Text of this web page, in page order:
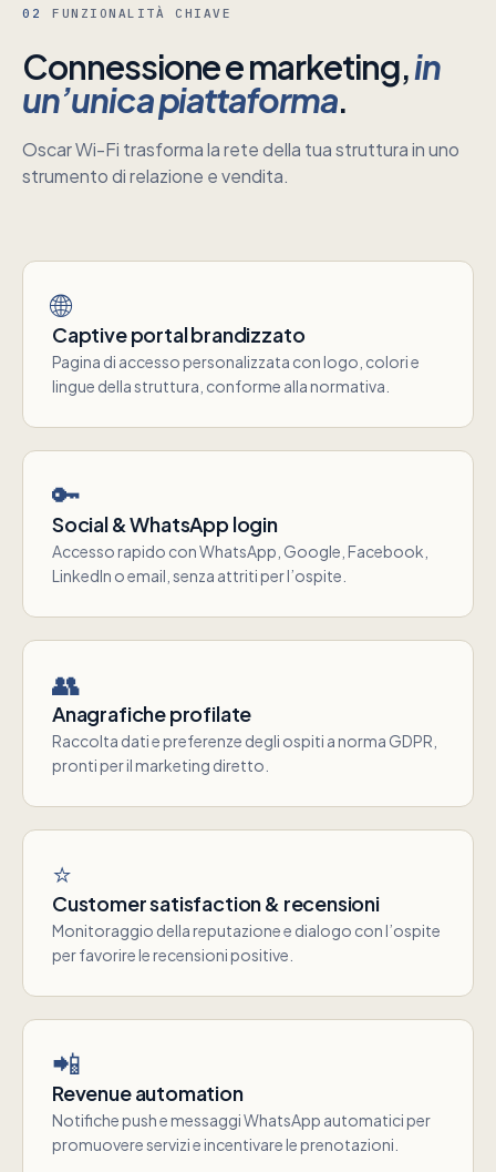
02 FUNZIONALITÀ CHIAVE
Connessione e marketing,in
un’unica piattaforma.
Oscar Wi-Fi trasforma la rete della tua struttura in uno
strumento di relazione e vendita.
🌐
Captive portal brandizzato
Pagina di accesso personalizzata con logo, colori e
lingue della struttura, conforme alla normativa.
🔑
Social & WhatsApp login
Accesso rapido con WhatsApp, Google, Facebook,
LinkedIn o email, senza attriti per l’ospite.
👥
Anagrafiche profilate
Raccolta dati e preferenze degli ospiti a norma GDPR,
pronti per il marketing diretto.
⭐
Customer satisfaction & recensioni
Monitoraggio della reputazione e dialogo con l’ospite
per favorire le recensioni positive.
📲
Revenue automation
Notifiche push e messaggi WhatsApp automatici per
promuovere servizi e incentivare le prenotazioni.